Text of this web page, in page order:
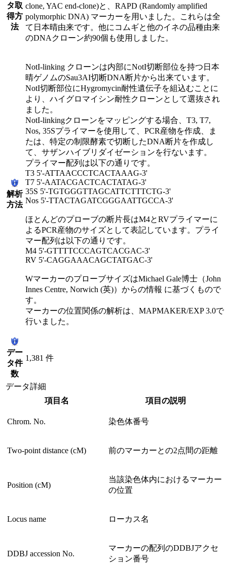
タ取
得方
法
clone, YAC end-clone)と、RAPD (Randomly amplified
polymorphic DNA) マーカーを用いました。これらは全
て日本晴由来です。他にコムギと他のイネの品種由来
のDNAクローン約90個も使用しました。
解析
方法
NotI-linking クローンは内部にNotI切断部位を持つ日本
晴ゲノムのSau3AI切断DNA断片から出来ています。
NotI切断部位にHygromycin耐性遺伝子を組込むことに
より、ハイグロマイシン耐性クローンとして選抜され
ました。
NotI-linkingクローンをマッピングする場合、T3, T7,
Nos, 35Sプライマーを使用して、PCR産物を作成、ま
たは、特定の制限酵素で切断したDNA断片を作成し
て、サザンハイブリダイゼーションを行ないます。
プライマー配列は以下の通りです。
T3 5'-ATTAACCCTCACTAAAG-3'
T7 5'-AATACGACTCACTATAG-3'
35S 5'-TGTGGGTTAGCATTCTTTCTG-3'
Nos 5'-TTACTAGATCGGGAATTGCCA-3'
ほとんどのプローブの断片長はM4とRVプライマーに
よるPCR産物のサイズとして表記しています。プライ
マー配列は以下の通りです。
M4 5'-GTTTTCCCAGTCACGAC-3'
RV 5'-CAGGAAACAGCTATGAC-3'
WマーカーのプローブサイズはMichael Gale博士（John
Innes Centre, Norwich (英)）からの情報 に基づくもので
す。
マーカーの位置関係の解析は、MAPMAKER/EXP 3.0で
行いました。
デー
タ件
数
1,381 件
データ詳細
項目名
項目の説明
Chrom. No. 染色体番号
Two-point distance (cM) 前のマーカーとの2点間の距離
Position (cM)
当該染色体内におけるマーカー
の位置
Locus name ローカス名
DDBJ accession No.
マーカーの配列のDDBJアクセ
ション番号